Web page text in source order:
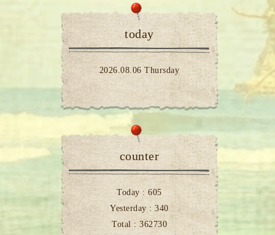
today
2026.08.06 Thursday
counter
Today :605
Yesterday :340
Total : 362730